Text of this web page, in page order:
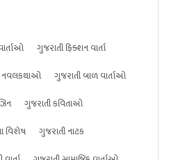
ગુજરાતી ફિક્શન વાર્તા
નવલકથાઓ
ગુજરાતી બાળ વાર્તાઓ
ગુજરાતી કવિતાઓ
વિશેષ
ગુજરાતી નાટક